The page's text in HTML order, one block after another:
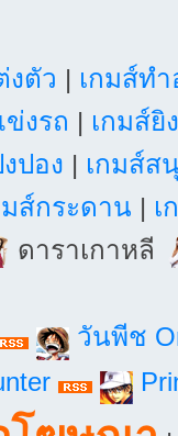
งตัว | เกมส์ท
ข่งรถ | เกมส์ยิ
ปอง | เกมส์ส
มส์กระดาน | เ
ดาราเกาหลี
วันพีช